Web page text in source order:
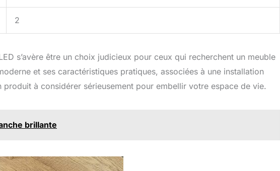
2
s’avère être un choix judicieux pour ceux qui recherchent un meuble
et ses caractéristiques pratiques, associées à une installation
à considérer sérieusement pour embellir votre espace de vie.
brillante